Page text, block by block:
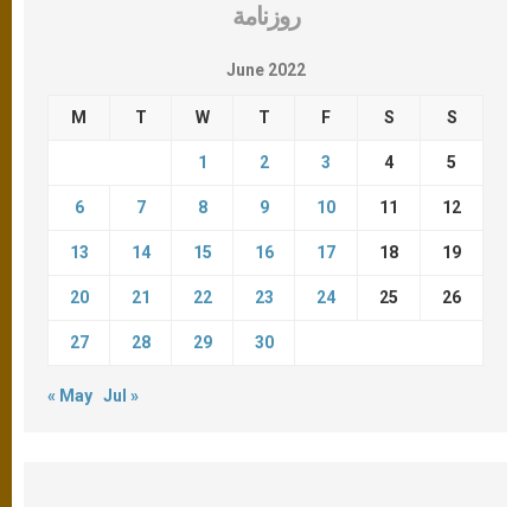
روزنامة
June 2022
M T W T F S S
1 2 3 4 5
6 7 8 9 10 11 12
13 14 15 16 17 18 19
20 21 22 23 24 25 26
27 28 29 30
« May Jul »